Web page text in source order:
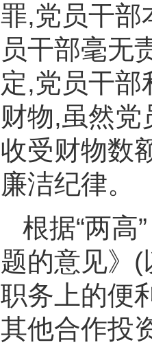
罪,党员干部
员干部毫无
定,党员干部
财物,虽然
收受财物数
廉洁纪律。
根据“两高
题的意见》
职务上的便
其他合作投